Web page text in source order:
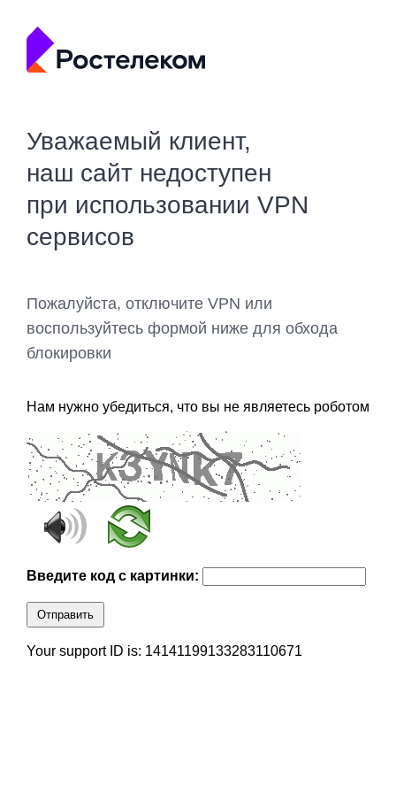
Уважаемый клиент,
наш сайт недоступен
при использовании VPN
сервисов
Пожалуйста, отключите VPN или
воспользуйтесь формой ниже для обхода
блокировки
Нам нужно убедиться, что вы не являетесь роботом
Введите код с картинки:
Отправить
Your support ID is: 14141199133283110671